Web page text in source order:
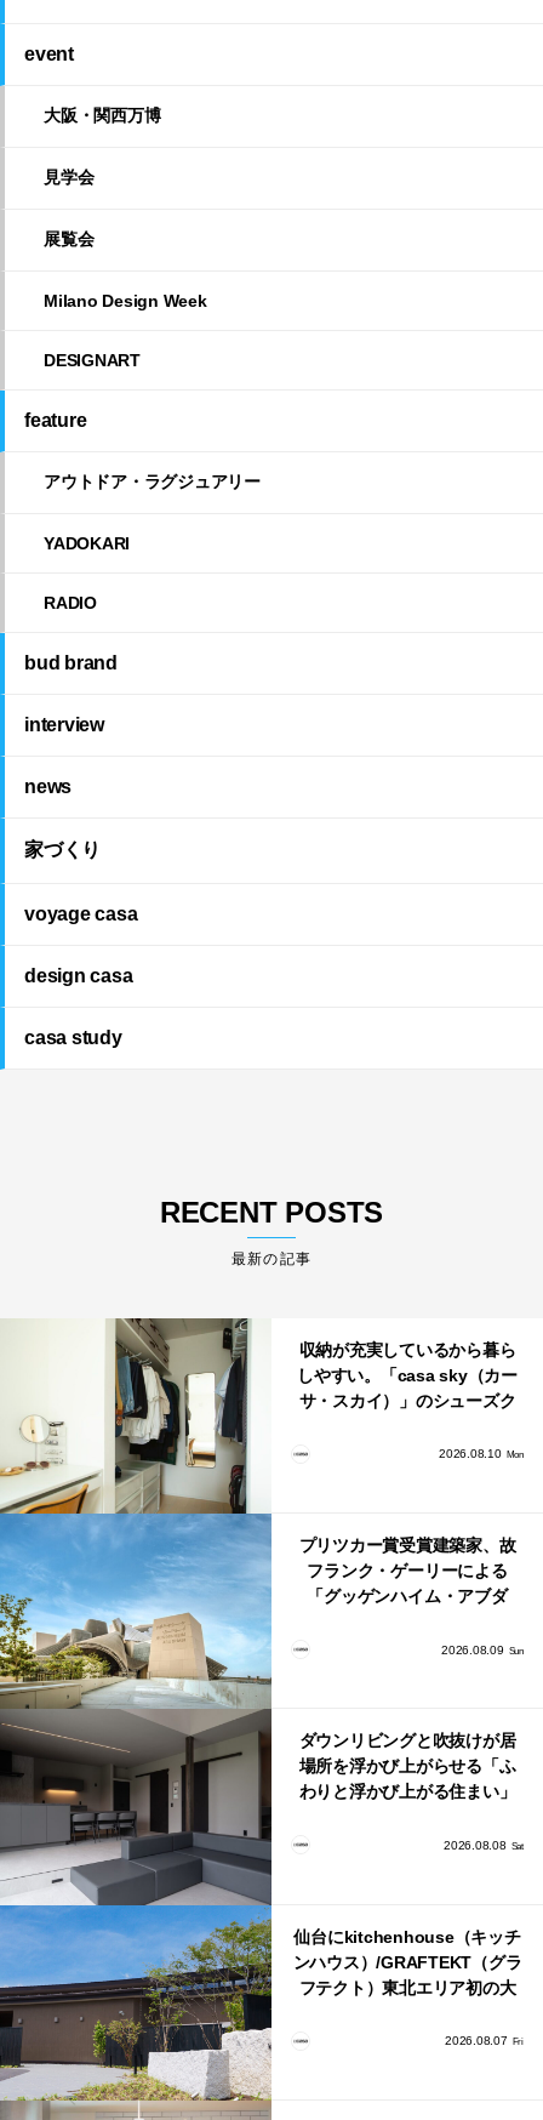
event
大阪・関西万博
見学会
展覧会
Milano Design Week
DESIGNART
feature
アウトドア・ラグジュアリー
YADOKARI
RADIO
bud brand
interview
news
家づくり
voyage casa
design casa
casa study
RECENT POSTS
最新の記事
収納が充実しているから暮ら
しやすい。「casa sky（カー
サ・スカイ）」のシューズク
ゼット活用術2026.08.10 Mon
プリツカー賞受賞建築家、故
フランク・ゲーリーによる
「グッゲンハイム・アブダ
2026.08.09 Sun
ダウンリビングと吹抜けが居
場所を浮かび上がらせる「ふ
わりと浮かび上がる住まい」
2026.08.08 Sat
仙台にkitchenhouse（キッチ
ンハウス）/GRAFTEKT（グラ
フテクト）東北エリア初の大
2026.08.07 Fri